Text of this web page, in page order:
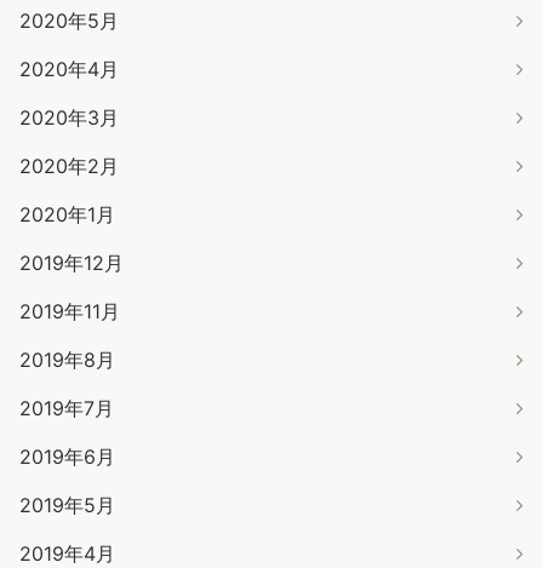
2020年5月
2020年4月
2020年3月
2020年2月
2020年1月
2019年12月
2019年11月
2019年8月
2019年7月
2019年6月
2019年5月
2019年4月